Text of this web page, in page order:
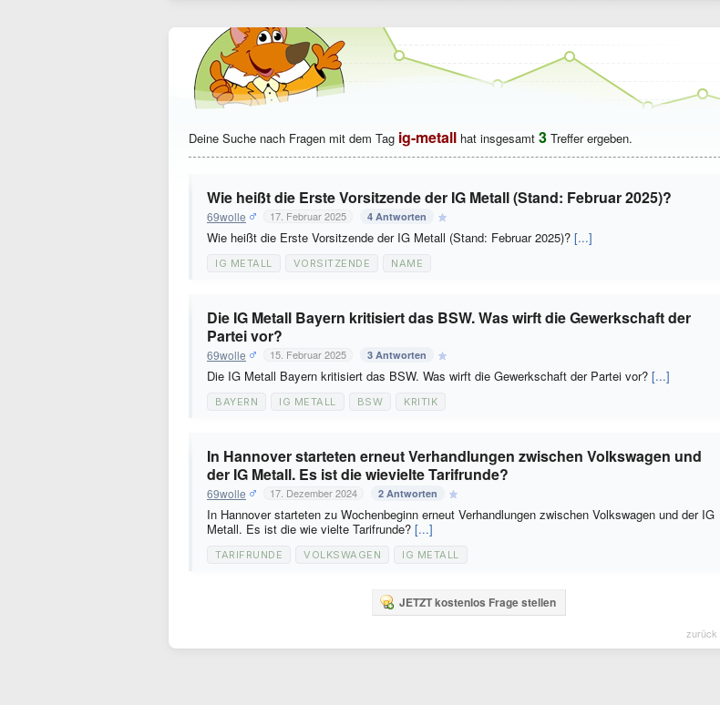
Deine Suche nach Fragen mit dem Tag ig-metall hat insgesamt 3 Treffer ergeben.
Wie heißt die Erste Vorsitzende der IG Metall (Stand: Februar 2025)?
69wolle 17. Februar 2025 4 Antworten
Wie heißt die Erste Vorsitzende der IG Metall (Stand: Februar 2025)? [...]
IG METALL VORSITZENDE NAME
Die IG Metall Bayern kritisiert das BSW. Was wirft die Gewerkschaft der
Partei vor?
69wolle 15. Februar 2025 3 Antworten
Die IG Metall Bayern kritisiert das BSW. Was wirft die Gewerkschaft der Partei vor? [...]
BAYERN IG METALL BSW KRITIK
In Hannover starteten erneut Verhandlungen zwischen Volkswagen und
der IG Metall. Es ist die wievielte Tarifrunde?
69wolle 17. Dezember 2024 2 Antworten
In Hannover starteten zu Wochenbeginn erneut Verhandlungen zwischen Volkswagen und der IG
Metall. Es ist die wie vielte Tarifrunde? [...]
TARIFRUNDE VOLKSWAGEN IG METALL
JETZT kostenlos Frage stellen
zurück